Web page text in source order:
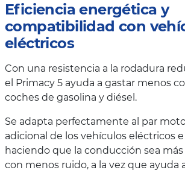
Eficiencia energética y
compatibilidad con
eléctricos
Con una resistencia a la rodadura
el Primacy 5 ayuda a gastar menos
coches de gasolina y diésel.
Se adapta perfectamente al par
adicional de los vehículos eléctricos
haciendo que la conducción sea
con menos ruido, a la vez que ayuda